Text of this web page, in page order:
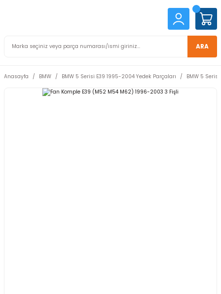
ARA
Anasayfa BMW BMW 5 Serisi E39 1995-2004 Yedek Parçaları BMW 5